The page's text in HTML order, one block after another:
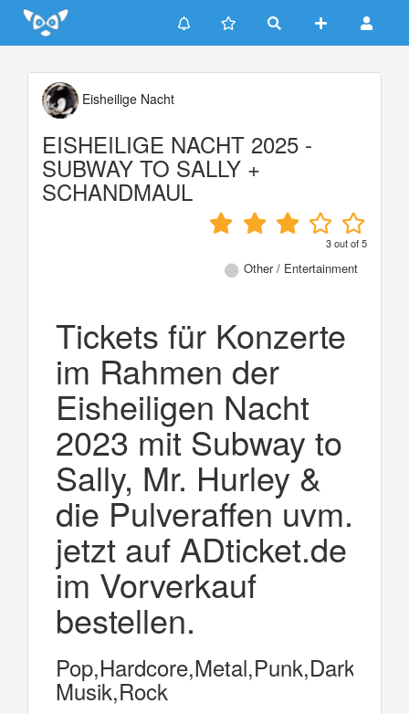
Update cookies preferences
Eisheilige Nacht
EISHEILIGE NACHT 2025 -
SUBWAY TO SALLY +
SCHANDMAUL
3out of5
Other / Entertainment
Tickets für Konzerte
im Rahmen der
Eisheiligen Nacht
2023 mit Subway to
Sally, Mr. Hurley &
die Pulveraffen uvm.
jetzt auf ADticket.de
im Vorverkauf
bestellen.
Pop,Hardcore,Metal,Punk,Dark
Musik,Rock